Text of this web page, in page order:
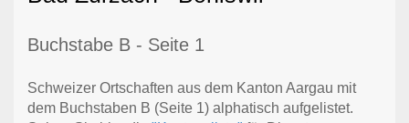
Buchstabe B - Seite 1
Schweizer Ortschaften aus dem Kanton Aargau mit
dem Buchstaben B (Seite 1) alphatisch aufgelistet.